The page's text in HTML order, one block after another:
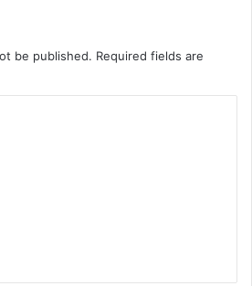
be published. Required fields are